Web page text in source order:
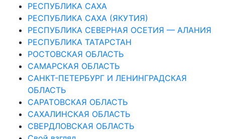
РЕСПУБЛИКА САХА
РЕСПУБЛИКА САХА (ЯКУТИЯ)
РЕСПУБЛИКА СЕВЕРНАЯ ОСЕТИЯ — АЛАНИЯ
РЕСПУБЛИКА ТАТАРСТАН
РОСТОВСКАЯ ОБЛАСТЬ
САМАРСКАЯ ОБЛАСТЬ
САНКТ-ПЕТЕРБУРГ И ЛЕНИНГРАДСКАЯ
ОБЛАСТЬ
САРАТОВСКАЯ ОБЛАСТЬ
САХАЛИНСКАЯ ОБЛАСТЬ
СВЕРДЛОВСКАЯ ОБЛАСТЬ